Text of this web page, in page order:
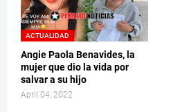
ACTUALIDAD
Angie Paola Benavides, la
mujer que dio la vida por
salvar a su hijo
April 04, 2022